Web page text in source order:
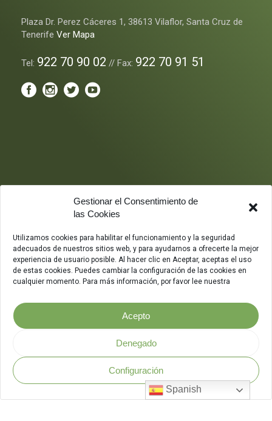
Gestionar el Consentimiento de
las Cookies
Utilizamos cookies para habilitar el funcionamiento y la seguridad
adecuados de nuestros sitios web, y para ayudarnos a ofrecerte la mejor
experiencia de usuario posible. Al hacer clic en Aceptar, aceptas el uso
de estas cookies. Puedes cambiar la configuración de las cookies en
cualquier momento. Para más información, por favor lee nuestra
Acepto
Denegado
Configuración
Plaza Dr. Perez Cáceres 1, 38613 Vilaflor, Santa Cruz de
Tenerife Ver Mapa
Tel: 922 70 90 02 // Fax: 922 70 91 51
Política de Seguridad
Spanish